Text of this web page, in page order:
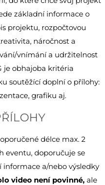
základní informace o
projektu, rozpočtovou
náročnost a
vnímání a udržitelnost
je obhajoba kritéria
soutěžící doplní o přílohy:
grafiku aj.
délce max. 2
eventu, doporučuje se
a/nebo výsledky
video není povinné, ale